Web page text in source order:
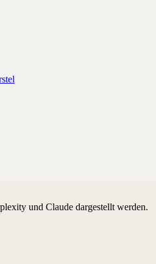
und Claude dargestellt werden.